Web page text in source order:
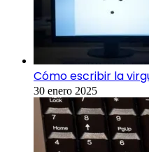
Cómo escribir la
30 enero 2025